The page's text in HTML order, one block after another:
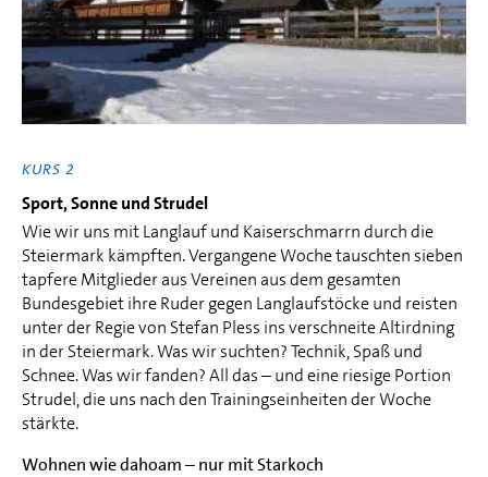
KURS 2
Sport, Sonne und Strudel
Wie wir uns mit Langlauf und Kaiserschmarrn durch die
Steiermark kämpften. Vergangene Woche tauschten sieben
tapfere Mitglieder aus Vereinen aus dem gesamten
Bundesgebiet ihre Ruder gegen Langlaufstöcke und reisten
unter der Regie von Stefan Pless ins verschneite Altirdning
in der Steiermark. Was wir suchten? Technik, Spaß und
Schnee. Was wir fanden? All das – und eine riesige Portion
Strudel, die uns nach den Trainingseinheiten der Woche
stärkte.
Wohnen wie dahoam – nur mit Starkoch